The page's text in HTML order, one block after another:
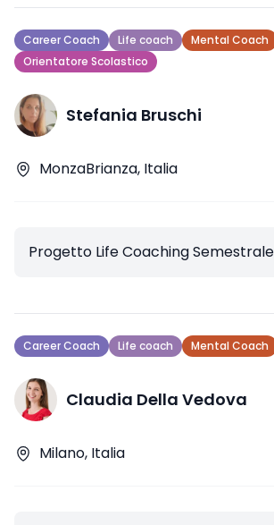
Career Coach Life coach
Mental Coach
Orientatore Scolastico
Stefania Bruschi
MonzaBrianza, Italia
Progetto Life Coaching Semestrale
Career Coach Life coach Mental Coach
Claudia Della Vedova
Milano, Italia